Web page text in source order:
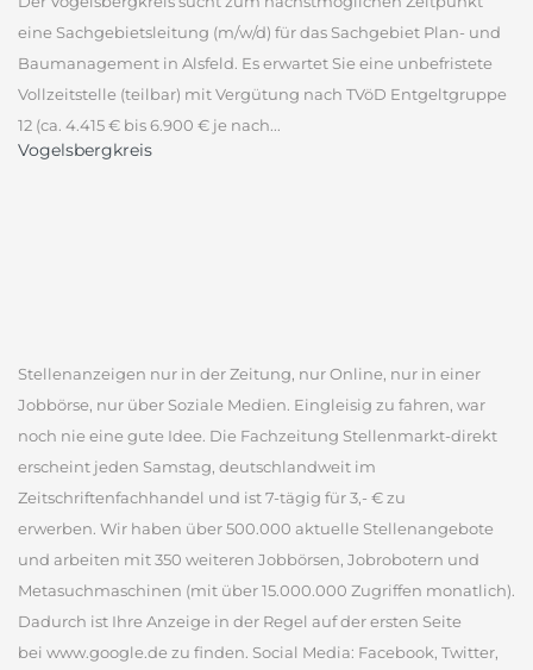
eine Sachgebietsleitung (m/w/d) für das Sachgebiet Plan- und
Baumanagement in Alsfeld. Es erwartet Sie eine unbefristete
Vollzeitstelle (teilbar) mit Vergütung nach TVöD Entgeltgruppe
12 (ca. 4.415 € bis 6.900 € je nach...
Vogelsbergkreis
Stellenanzeigen nur in der Zeitung, nur Online, nur in einer
Jobbörse, nur über Soziale Medien. Eingleisig zu fahren, war
noch nie eine gute Idee. Die Fachzeitung Stellenmarkt-direkt
erscheint jeden Samstag, deutschlandweit im
Zeitschriftenfachhandel und ist 7-tägig für 3,- € zu
erwerben. Wir haben über 500.000 aktuelle Stellenangebote
und arbeiten mit 350 weiteren Jobbörsen, Jobrobotern und
Metasuchmaschinen (mit über 15.000.000 Zugriffen monatlich).
Dadurch ist Ihre Anzeige in der Regel auf der ersten Seite
bei www.google.de zu finden. Social Media: Facebook, Twitter,